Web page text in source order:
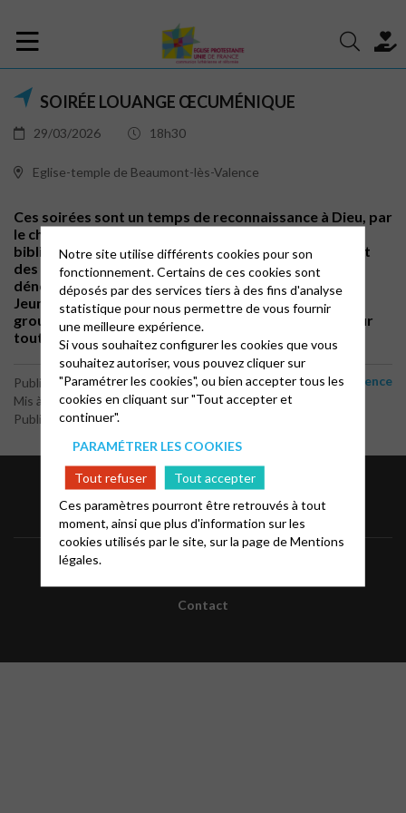
SOIRÉE LOUANGE ŒCUMÉNIQUE
29/03/2026 18h30
Eglise-temple de Beaumont-lès-Valence
Ces soirées sont un temps de reconnaissance à Dieu, par
le chant, des paroles reçues et données, des versets
bibliques et des prières exprimées. Elles rassemblent
des musiciens et des chanteurs de diverses
dénominations chrétiennes. Le répertoire est large :
Jeunesse en Mission, Communauté du Chemin Neuf,
groupes contemporains… Un temps d’ouverture pour
toutes personnes souhaitant louer Dieu !
Publié le 4 juin 2025
Mis à jour le 1 mars 2026
Publié par le webmaster
Beaumont-lès-Valence
Mentions légales
Contact
Notre site utilise différents cookies pour son
fonctionnement. Certains de ces cookies sont
déposés par des services tiers à des fins d'analyse
statistique pour nous permettre de vous fournir
une meilleure expérience.
Si vous souhaitez configurer les cookies que vous
souhaitez autoriser, vous pouvez cliquer sur
"Paramétrer les cookies", ou bien accepter tous les
cookies en cliquant sur "Tout accepter et
continuer".
PARAMÉTRER LES COOKIES
Tout refuser
Tout accepter
Ces paramètres pourront être retrouvés à tout
moment, ainsi que plus d'information sur les
cookies utilisés par le site, sur la page deMentions
légales.